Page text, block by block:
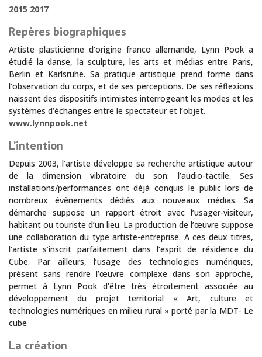
2015 2017
Repères biographiques
Artiste plasticienne d’origine franco allemande, Lynn Pook a
étudié la danse, la sculpture, les arts et médias entre Paris,
Berlin et Karlsruhe. Sa pratique artistique prend forme dans
l’observation du corps, et de ses perceptions. De ses réflexions
naissent des dispositifs intimistes interrogeant les modes et les
systèmes d’échanges entre le spectateur et l’objet.
www.lynnpook.net
L’intention
Depuis 2003, l’artiste développe sa recherche artistique autour
de la dimension vibratoire du son: l’audio-tactile. Ses
installations/performances ont déjà conquis le public lors de
nombreux évènements dédiés aux nouveaux médias. Sa
démarche suppose un rapport étroit avec l’usager-visiteur,
habitant ou touriste d’un lieu. La production de l’œuvre suppose
une collaboration du type artiste-entreprise. A ces deux titres,
l’artiste s’inscrit parfaitement dans l’esprit de résidence du
Cube. Par ailleurs, l’usage des technologies numériques,
présent sans rendre l’œuvre complexe dans son approche,
permet à Lynn Pook d’être très étroitement associée au
développement du projet territorial « Art, culture et
technologies numériques en milieu rural » porté par la MDT- Le
cube
La création